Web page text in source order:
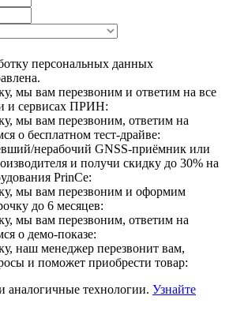
персональных данных
мы вам перезвоним и ответим на все
и сервисах ПРИН:
мы вам перезвоним, ответим на
о бесплатном тест-драйве:
нерабочий GNSS-приёмник или
и получи скидку до 30% на
PrinCe:
мы вам перезвоним и оформим
до 6 месяцев:
мы вам перезвоним, ответим на
о демо-показе:
наш менеджер перезвонит вам,
и поможет приобрести товар:
технологии. Узнайте